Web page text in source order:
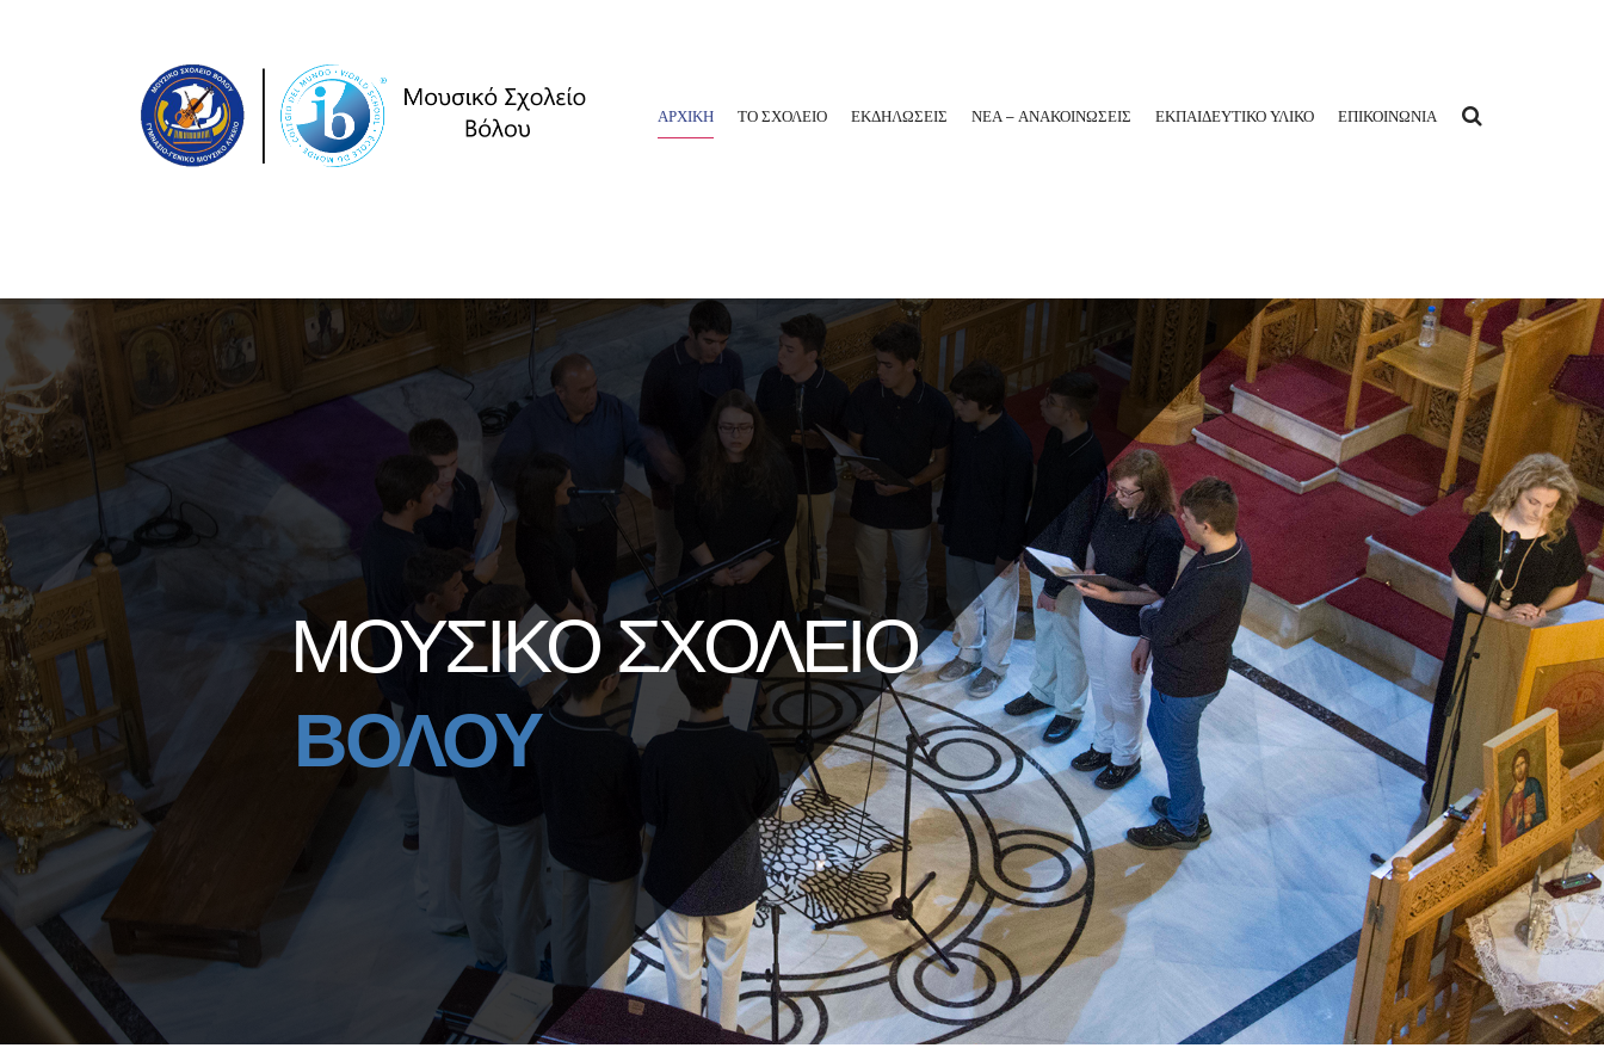
ΑΡΧΙΚΗ ΤΟ ΣΧΟΛΕΙΟ ΕΚΔΗΛΩΣΕΙΣ ΝΕΑ – ΑΝΑΚΟΙΝΩΣΕΙΣ ΕΚΠΑΙΔΕΥΤΙΚΟ ΥΛΙΚΟ ΕΠΙΚΟΙΝΩΝΙΑ
ΜΟΥΣΙΚΟ ΣΧΟΛΕΙΟ
ΒΟΛΟΥ